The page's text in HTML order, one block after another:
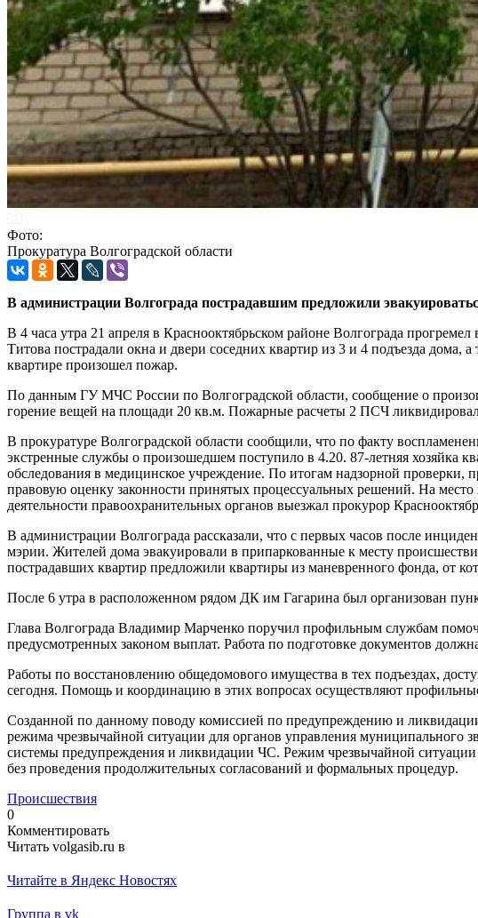
Фото:
Прокуратура Волгоградской области
В администрации Волгограда пострадавшим предложили
В 4 часа утра 21 апреля в Краснооктябрьском районе Волгограда
Титова пострадали окна и двери соседних квартир из 3 и 4 подъезда дома,
квартире произошел пожар.
По данным ГУ МЧС России по Волгоградской области, сообщение о
горение вещей на площади 20 кв.м. Пожарные расчеты 2 ПСЧ
В прокуратуре Волгоградской области сообщили, что по факту
экстренные службы о произошедшем поступило в 4.20. 87-летняя хозяйка
обследования в медицинское учреждение. По итогам надзорной проверки,
правовую оценку законности принятых процессуальных решений. На
деятельности правоохранительных органов выезжал прокурор
В администрации Волгограда рассказали, что с первых часов после
мэрии. Жителей дома эвакуировали в припаркованные к месту
пострадавших квартир предложили квартиры из маневренного фонда, от
После 6 утра в расположенном рядом ДК им Гагарина был организован
Глава Волгограда Владимир Марченко поручил профильным службам
предусмотренных законом выплат. Работа по подготовке документов
Работы по восстановлению общедомового имущества в тех подъездах,
сегодня. Помощь и координацию в этих вопросах осуществляют
Созданной по данному поводу комиссией по предупреждению и
режима чрезвычайной ситуации для органов управления муниципального
системы предупреждения и ликвидации ЧС. Режим чрезвычайной ситуации
без проведения продолжительных согласований и формальных процедур.
Происшествия
0
Комментировать
Читать volgasib.ru в
Читайте в Яндекс Новостях
Группа в vk